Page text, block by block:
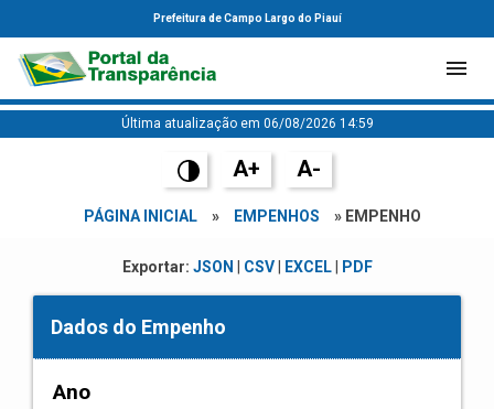
Prefeitura de Campo Largo do Piauí
Última atualização em 06/08/2026 14:59
A+ A-
PÁGINA INICIAL » EMPENHOS » EMPENHO
Exportar: JSON CSV| EXCEL| PDF
Dados do Empenho
Ano